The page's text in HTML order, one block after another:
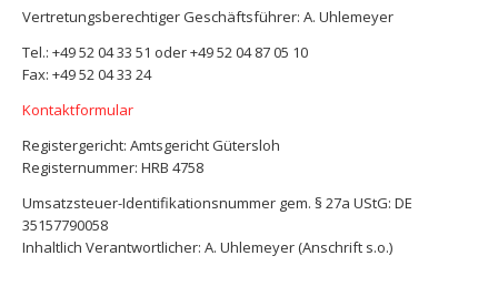
Vertretungsberechtiger Geschäftsführer: A. Uhlemeyer
Tel.: +49 52 04 33 51 oder +49 52 04 87 05 10
Fax: +49 52 04 33 24
Kontaktformular
Registergericht: Amtsgericht Gütersloh
Registernummer: HRB 4758
Umsatzsteuer-Identifikationsnummer gem. § 27a UStG: DE
35157790058
Inhaltlich Verantwortlicher: A. Uhlemeyer (Anschrift s.o.)